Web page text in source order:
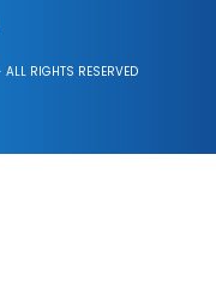
RIGHTS RESERVED